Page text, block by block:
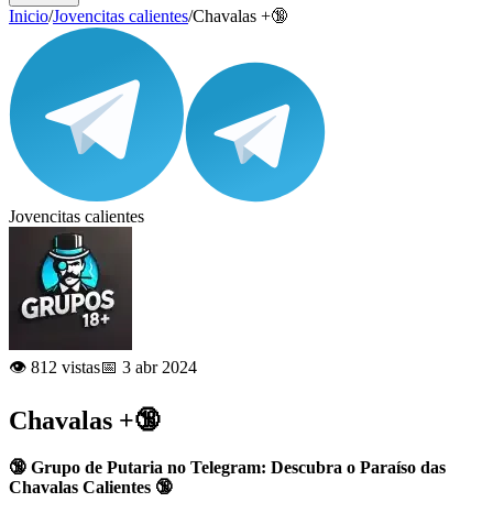
Inicio/Jovencitas calientes/Chavalas +🔞
Jovencitas calientes
👁️ 812 vistas📅 3 abr 2024
Chavalas +🔞
🔞 Grupo de Putaria no Telegram: Descubra o Paraíso das
Chavalas Calientes 🔞